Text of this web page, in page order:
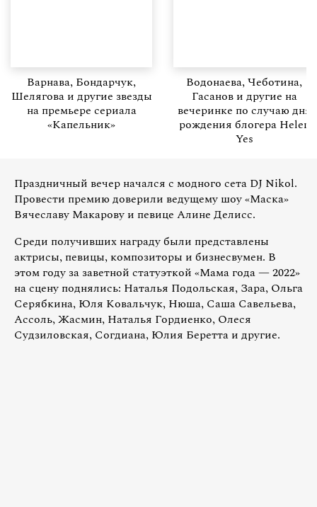
Варнава, Бондарчук,
Шелягова и другие звезды
на премьере сериала
«Капельник»
Водонаева, Чеботина,
Гасанов и другие на
вечеринке по случаю дня
рождения блогера Helen
Yes
Праздничный вечер начался с модного сета DJ Nikol.
Провести премию доверили ведущему шоу «Маска»
Вячеславу Макарову и певице Алине Делисс.
Среди получивших награду были представлены
актрисы, певицы, композиторы и бизнесвумен. В
этом году за заветной статуэткой «Мама года — 2022»
на сцену поднялись: Наталья Подольская, Зара, Ольга
Серябкина, Юля Ковальчук, Нюша, Саша Савельева,
Ассоль, Жасмин, Наталья Гордиенко, Олеся
Судзиловская, Согдиана, Юлия Беретта и другие.